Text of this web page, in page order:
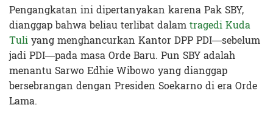
Pengangkatan ini dipertanyakan karena Pak SBY,
dianggap bahwa beliau terlibat dalamtragedi Kuda
Tuliyang menghancurkan Kantor DPP PDI—sebelum
jadi PDI—pada masa Orde Baru. Pun SBY adalah
menantu Sarwo Edhie Wibowo yang dianggap
bersebrangan dengan Presiden Soekarno di era Orde
Lama.